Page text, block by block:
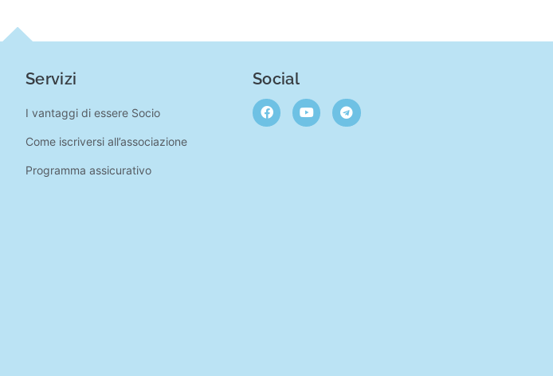
Servizi
I vantaggi di essere Socio
Come iscriversi all’associazione
Programma assicurativo
Social